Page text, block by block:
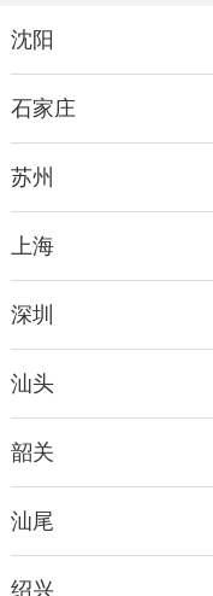
沈阳
石家庄
苏州
上海
深圳
汕头
韶关
汕尾
绍兴